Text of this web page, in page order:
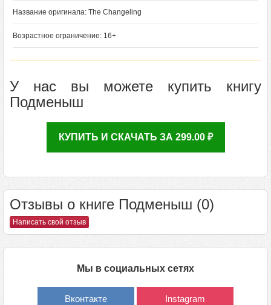
Название оригинала: The Changeling
Возрастное ограничение: 16+
У нас вы можете купить книгу
Подменыш
КУПИТЬ И СКАЧАТЬ ЗА 299.00 ₽
Отзывы о книге Подменыш (0)
Написать свой отзыв
Мы в социальных сетях
Вконтакте Instagram